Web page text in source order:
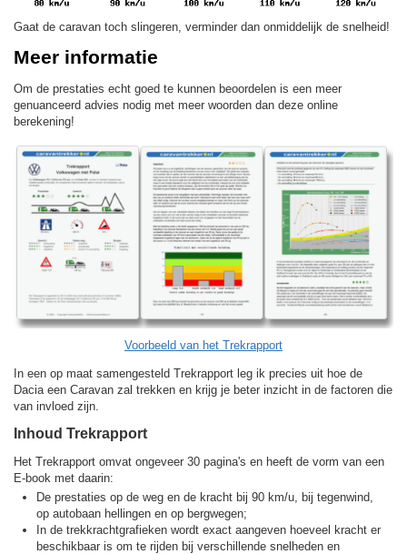
Gaat de caravan toch slingeren, verminder dan onmiddelijk de snelheid!
Meer informatie
Om de prestaties echt goed te kunnen beoordelen is een meer
genuanceerd advies nodig met meer woorden dan deze online
berekening!
Voorbeeld van het Trekrapport
In een op maat samengesteld Trekrapport leg ik precies uit hoe de
Dacia een Caravan zal trekken en krijg je beter inzicht in de factoren die
van invloed zijn.
Inhoud Trekrapport
Het Trekrapport omvat ongeveer 30 pagina's en heeft de vorm van een
E-book met daarin:
De prestaties op de weg en de kracht bij 90 km/u, bij tegenwind,
op autobaan hellingen en op bergwegen;
In de trekkracht­grafieken wordt exact aangeven hoeveel kracht er
beschikbaar is om te rijden bij verschillende snelheden en